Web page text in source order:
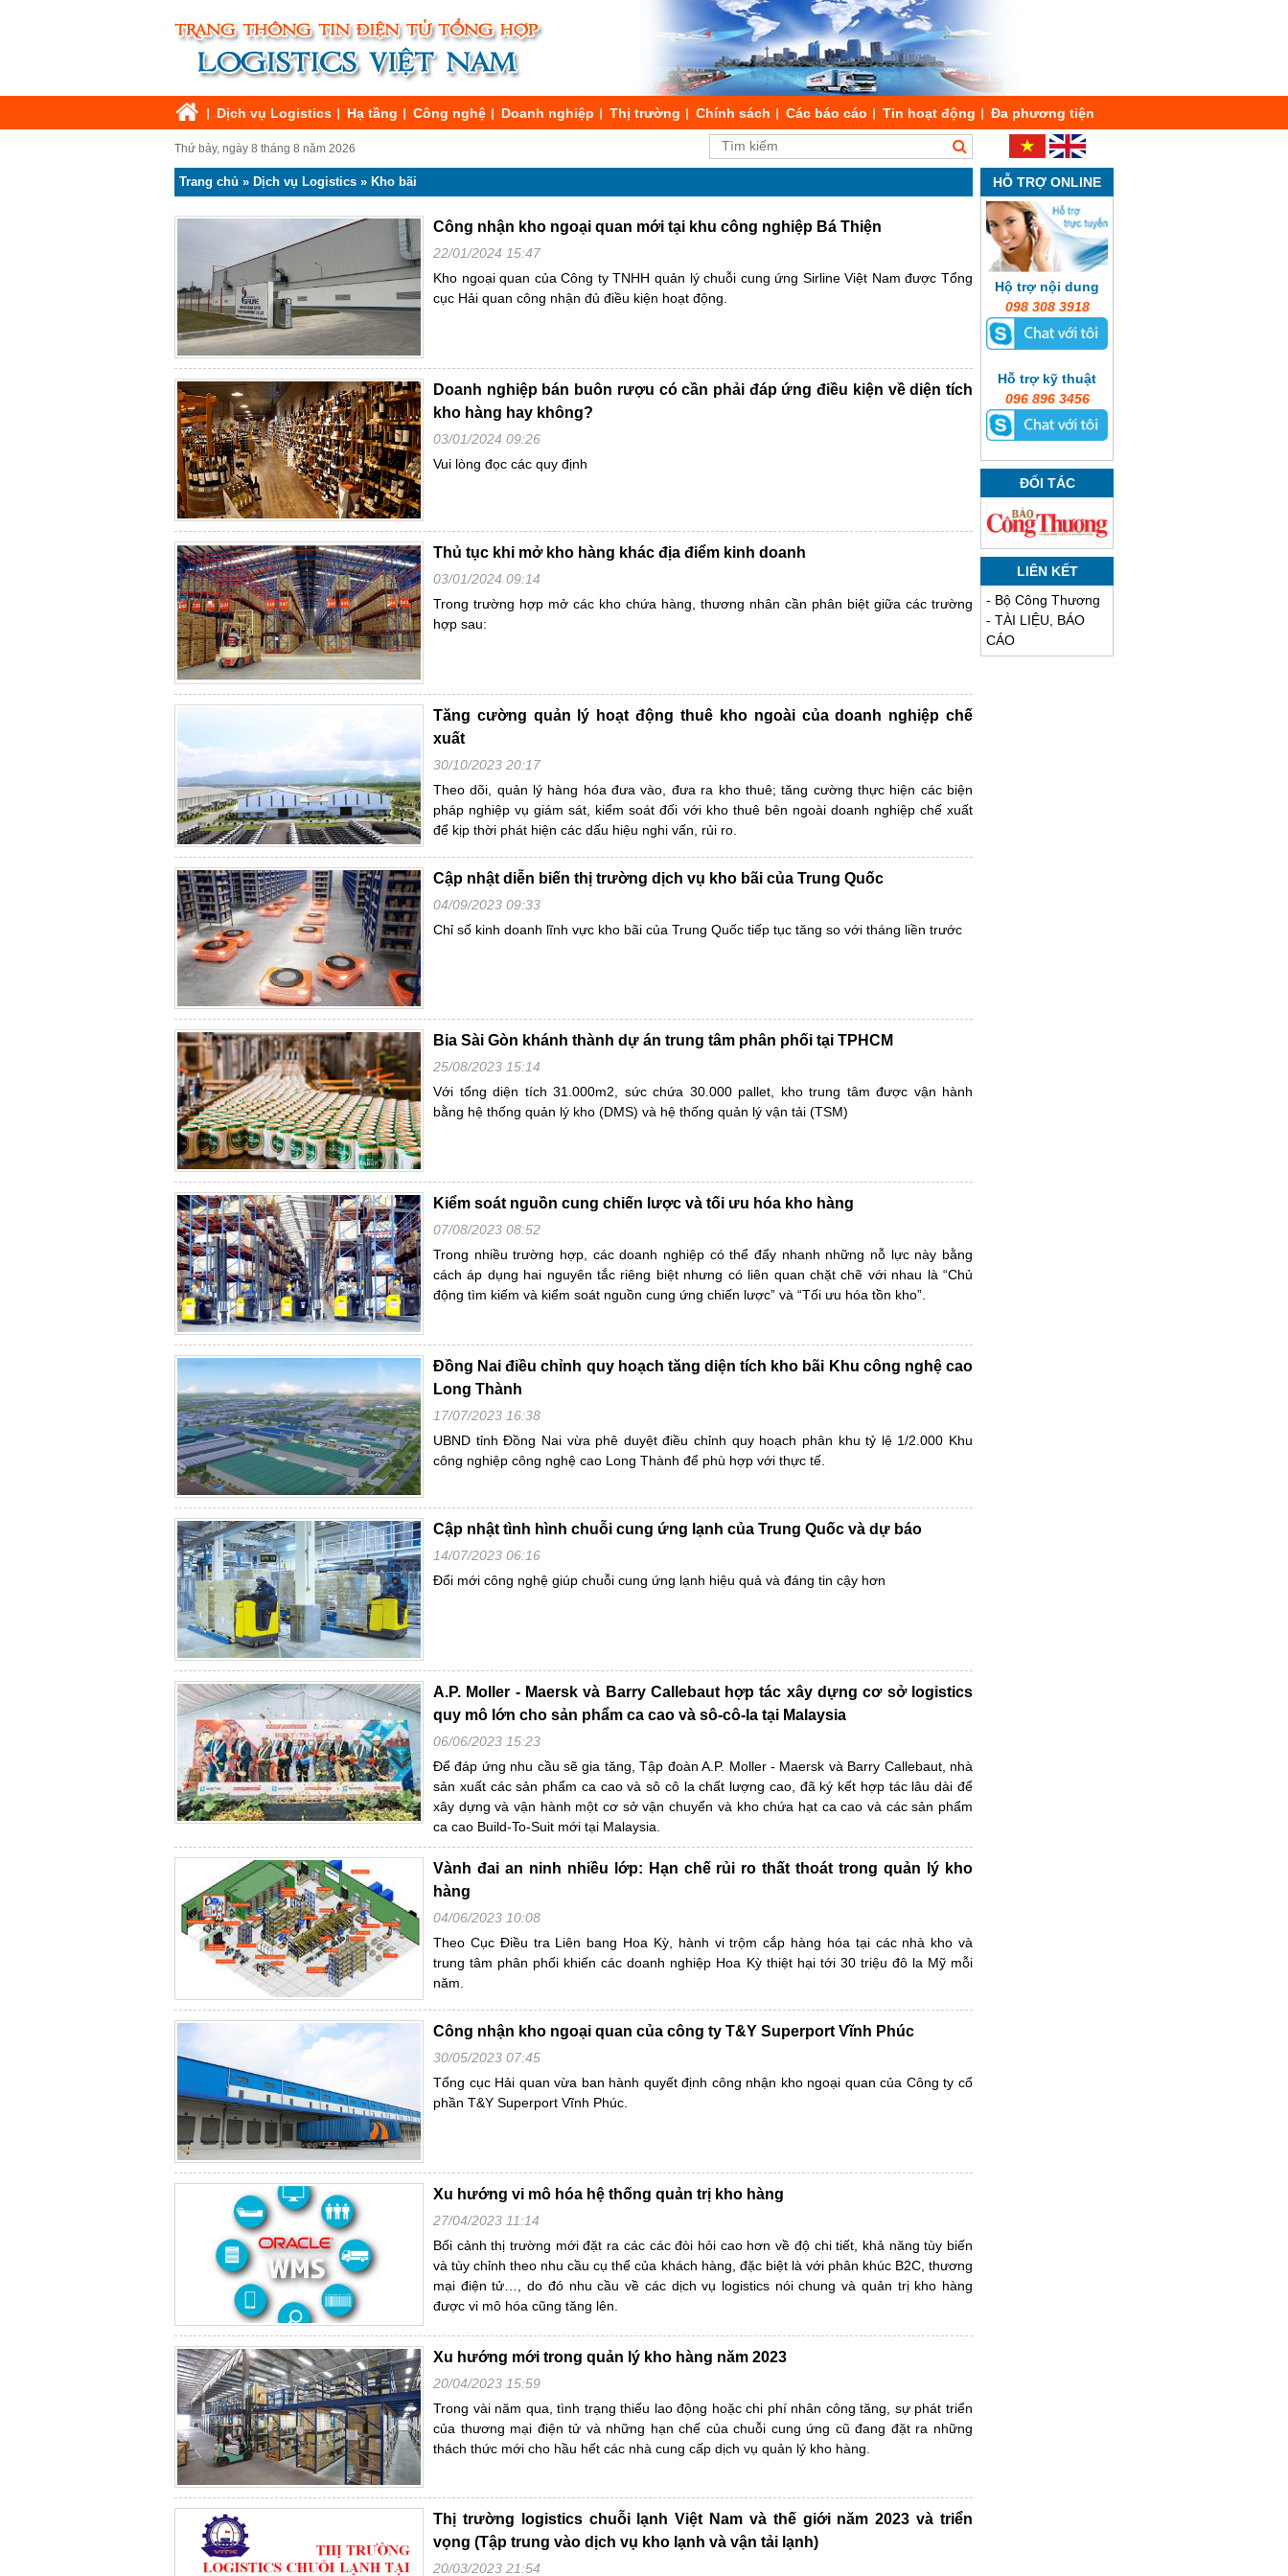
Dịch vụ Logistics Hạ tầng Công nghệ Doanh nghiệp Thị trường Chính sách Các báo cáo Tin hoạt động Đa phương tiện
Thứ bảy, ngày 8 tháng 8 năm 2026
Trang chủ » Dịch vụ Logistics » Kho bãi
Công nhận kho ngoại quan mới tại khu công nghiệp Bá Thiện
22/01/2024 15:47
Kho ngoại quan của Công ty TNHH quản lý chuỗi cung ứng Sirline Việt Nam được Tổng
cục Hải quan công nhận đủ điều kiện hoạt động.
Doanh nghiệp bán buôn rượu có cần phải đáp ứng điều kiện về diện tích
kho hàng hay không?
03/01/2024 09:26
Vui lòng đọc các quy định
Thủ tục khi mở kho hàng khác địa điểm kinh doanh
03/01/2024 09:14
Trong trường hợp mở các kho chứa hàng, thương nhân cần phân biệt giữa các trường
hợp sau:
Tăng cường quản lý hoạt động thuê kho ngoài của doanh nghiệp chế
xuất
30/10/2023 20:17
Theo dõi, quản lý hàng hóa đưa vào, đưa ra kho thuê; tăng cường thực hiện các biện
pháp nghiệp vụ giám sát, kiểm soát đối với kho thuê bên ngoài doanh nghiệp chế xuất
để kịp thời phát hiện các dấu hiệu nghi vấn, rủi ro.
Cập nhật diễn biến thị trường dịch vụ kho bãi của Trung Quốc
04/09/2023 09:33
Chỉ số kinh doanh lĩnh vực kho bãi của Trung Quốc tiếp tục tăng so với tháng liền trước
Bia Sài Gòn khánh thành dự án trung tâm phân phối tại TPHCM
25/08/2023 15:14
Với tổng diện tích 31.000m2, sức chứa 30.000 pallet, kho trung tâm được vận hành
bằng hệ thống quản lý kho (DMS) và hệ thống quản lý vận tải (TSM)
Kiểm soát nguồn cung chiến lược và tối ưu hóa kho hàng
07/08/2023 08:52
Trong nhiều trường hợp, các doanh nghiệp có thể đẩy nhanh những nỗ lực này bằng
cách áp dụng hai nguyên tắc riêng biệt nhưng có liên quan chặt chẽ với nhau là “Chủ
động tìm kiếm và kiểm soát nguồn cung ứng chiến lược” và “Tối ưu hóa tồn kho”.
Đồng Nai điều chỉnh quy hoạch tăng diện tích kho bãi Khu công nghệ cao
Long Thành
17/07/2023 16:38
UBND tỉnh Đồng Nai vừa phê duyệt điều chỉnh quy hoạch phân khu tỷ lệ 1/2.000 Khu
công nghiệp công nghệ cao Long Thành để phù hợp với thực tế.
Cập nhật tình hình chuỗi cung ứng lạnh của Trung Quốc và dự báo
14/07/2023 06:16
Đổi mới công nghệ giúp chuỗi cung ứng lạnh hiệu quả và đáng tin cậy hơn
A.P. Moller - Maersk và Barry Callebaut hợp tác xây dựng cơ sở logistics
quy mô lớn cho sản phẩm ca cao và sô-cô-la tại Malaysia
06/06/2023 15:23
Để đáp ứng nhu cầu sẽ gia tăng, Tập đoàn A.P. Moller - Maersk và Barry Callebaut, nhà
sản xuất các sản phẩm ca cao và sô cô la chất lượng cao, đã ký kết hợp tác lâu dài để
xây dựng và vận hành một cơ sở vận chuyển và kho chứa hạt ca cao và các sản phẩm
ca cao Build-To-Suit mới tại Malaysia.
Vành đai an ninh nhiều lớp: Hạn chế rủi ro thất thoát trong quản lý kho
hàng
04/06/2023 10:08
Theo Cục Điều tra Liên bang Hoa Kỳ, hành vi trộm cắp hàng hóa tại các nhà kho và
trung tâm phân phối khiến các doanh nghiệp Hoa Kỳ thiệt hại tới 30 triệu đô la Mỹ mỗi
năm.
Công nhận kho ngoại quan của công ty T&Y Superport Vĩnh Phúc
30/05/2023 07:45
Tổng cục Hải quan vừa ban hành quyết định công nhận kho ngoại quan của Công ty cổ
phần T&Y Superport Vĩnh Phúc.
Xu hướng vi mô hóa hệ thống quản trị kho hàng
27/04/2023 11:14
Bối cảnh thị trường mới đặt ra các các đòi hỏi cao hơn về độ chi tiết, khả năng tùy biến
và tùy chỉnh theo nhu cầu cụ thể của khách hàng, đặc biệt là với phân khúc B2C, thương
mại điện tử…, do đó nhu cầu về các dịch vụ logistics nói chung và quản trị kho hàng
được vi mô hóa cũng tăng lên.
Xu hướng mới trong quản lý kho hàng năm 2023
20/04/2023 15:59
Trong vài năm qua, tình trạng thiếu lao động hoặc chi phí nhân công tăng, sự phát triển
của thương mại điện tử và những hạn chế của chuỗi cung ứng cũ đang đặt ra những
thách thức mới cho hầu hết các nhà cung cấp dịch vụ quản lý kho hàng.
Thị trường logistics chuỗi lạnh Việt Nam và thế giới năm 2023 và triển
vọng (Tập trung vào dịch vụ kho lạnh và vận tải lạnh)
20/03/2023 21:54
HỖ TRỢ ONLINE
Hộ trợ nội dung
098 308 3918
Hỗ trợ kỹ thuật
096 896 3456
ĐỐI TÁC
LIÊN KẾT
- Bộ Công Thương
- TÀI LIỆU, BÁO
CÁO